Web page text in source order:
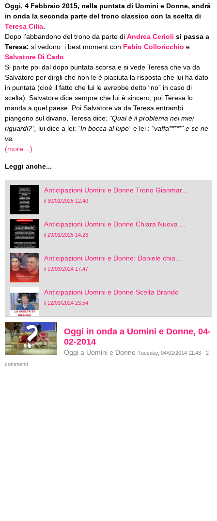
Oggi, 4 Febbraio 2015, nella puntata di Uomini e Donne, andrá
in onda la seconda parte del trono classico con la scelta di
Teresa Cilia.
Dopo l’abbandono del trono da parte di Andrea Cerioli si passa a
Teresa: si vedono i best moment con Fabio Colloricchio e
Salvatore Di Carlo
Si parte poi dal dopo puntata scorsa e si vede Teresa che va da
Salvatore per dirgli che non le è piaciuta la risposta che lui ha dato
in puntata (cioè il fatto che lui le avrebbe detto “no” in caso di
scelta). Salvatore dice sempre che lui è sincero, poi Teresa lo
manda a quel paese. Poi Salvatore va da Teresa entrambi
piangono sul divano, Teresa dice: “Qual è il problema nei miei
riguardi?”, lui dice a lei: “In bocca al lupo” e lei : “vaffa*****” e se ne
va.
(more…)
Leggi anche...
Anticipazioni Uomini e Donne Trono Gianmar...
il 30/01/2025 12:40
Anticipazioni Uomini e Donne Chiara Nuova ...
il 29/01/2025 14:23
Anticipazioni Uomini e Donne: Daniele chia...
il 19/03/2024 17:47
Anticipazioni Uomini e Donne Scelta Brando
il 12/03/2024 23:54
Oggi in onda a Uomini e Donne, 04-
02-2014
Oggi a Uomini e Donne Tuesday, 04/02/2014 11:43 - 2
commenti